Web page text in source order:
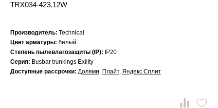
TRX034-423.12W
Производитель: Technical
Цвет арматуры: белый
Степень пылевлагозащиты (IP):
IP20
Серия: Busbar trunkings Exility
Доступные рассрочки: Долями, Плайт, Яндекс.Сплит